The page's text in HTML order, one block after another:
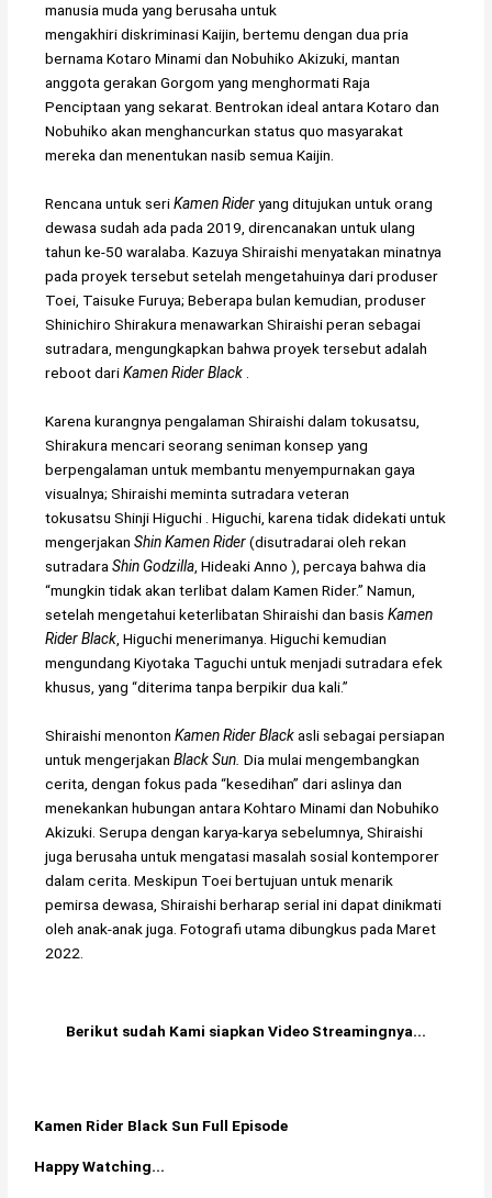
manusia muda yang berusaha untuk
mengakhiri diskriminasi Kaijin, bertemu dengan dua pria
bernama Kotaro Minami dan Nobuhiko Akizuki, mantan
anggota gerakan Gorgom yang menghormati Raja
Penciptaan yang sekarat. Bentrokan ideal antara Kotaro dan
Nobuhiko akan menghancurkan status quo masyarakat
mereka dan menentukan nasib semua Kaijin.
Rencana untuk seriKamen Rideryang ditujukan untuk orang
dewasa sudah ada pada 2019, direncanakan untuk ulang
tahun ke-50 waralaba. Kazuya Shiraishi menyatakan minatnya
pada proyek tersebut setelah mengetahuinya dari produser
Toei, Taisuke Furuya; Beberapa bulan kemudian, produser
Shinichiro Shirakura menawarkan Shiraishi peran sebagai
sutradara, mengungkapkan bahwa proyek tersebut adalah
reboot dariKamen Rider Black
Karena kurangnya pengalaman Shiraishi dalam tokusatsu,
Shirakura mencari seorang seniman konsep yang
berpengalaman untuk membantu menyempurnakan gaya
visualnya; Shiraishi meminta sutradara veteran
tokusatsu Shinji Higuchi . Higuchi, karena tidak didekati untuk
mengerjakanShin Kamen Rider(disutradarai oleh rekan
sutradaraShin Godzilla , Hideaki Anno ), percaya bahwa dia
“mungkin tidak akan terlibat dalam Kamen Rider.” Namun,
setelah mengetahui keterlibatan Shiraishi dan basisKamen
Rider Black , Higuchi menerimanya. Higuchi kemudian
mengundang Kiyotaka Taguchi untuk menjadi sutradara efek
khusus, yang “diterima tanpa berpikir dua kali.”
Shiraishi menontonKamen Rider Blackasli sebagai persiapan
untuk mengerjakanBlack Sun. Dia mulai mengembangkan
cerita, dengan fokus pada “kesedihan” dari aslinya dan
menekankan hubungan antara Kohtaro Minami dan Nobuhiko
Akizuki. Serupa dengan karya-karya sebelumnya, Shiraishi
juga berusaha untuk mengatasi masalah sosial kontemporer
dalam cerita. Meskipun Toei bertujuan untuk menarik
pemirsa dewasa, Shiraishi berharap serial ini dapat dinikmati
oleh anak-anak juga.Fotografi utama dibungkus pada Maret
2022.
Berikut sudah Kami siapkan Video Streamingnya...
Kamen Rider Black Sun Full Episode
Happy Watching...